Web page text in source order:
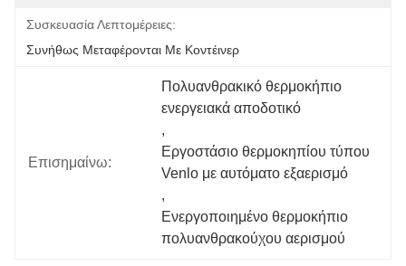
Συσκευασία Λεπτομέρειες:
Συνήθως Μεταφέρονται Με Κοντέινερ
Επισημαίνω:
Πολυανθρακικό θερμοκήπιο
ενεργειακά αποδοτικό
,
Εργοστάσιο θερμοκηπίου τύπου
Venlo με αυτόματο εξαερισμό
,
Ενεργοποιημένο θερμοκήπιο
πολυανθρακούχου αερισμού